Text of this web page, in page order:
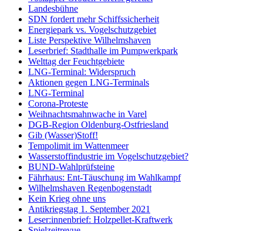
Landesbühne
SDN fordert mehr Schiffssicherheit
Energiepark vs. Vogelschutzgebiet
Liste Perspektive Wilhelmshaven
Leserbrief: Stadthalle im Pumpwerkpark
Welttag der Feuchtgebiete
LNG-Terminal: Widerspruch
Aktionen gegen LNG-Terminals
LNG-Terminal
Corona-Proteste
Weihnachtsmahnwache in Varel
DGB-Region Oldenburg-Ostfriesland
Gib (Wasser)Stoff!
Tempolimit im Wattenmeer
Wasserstoffindustrie im Vogelschutzgebiet?
BUND-Wahlprüfsteine
Fährhaus: Ent-Täuschung im Wahlkampf
Wilhelmshaven Regenbogenstadt
Kein Krieg ohne uns
Antikriegstag 1. September 2021
Leser:innenbrief: Holzpellet-Kraftwerk